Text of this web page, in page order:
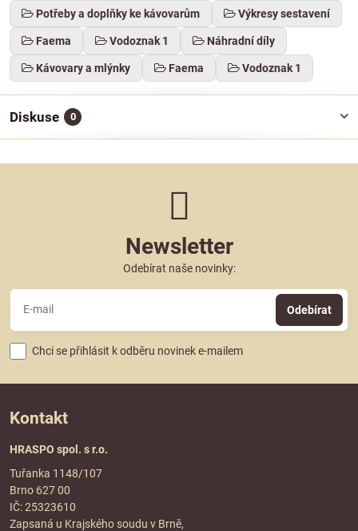
Potřeby a doplňky ke kávovarům Výkresy sestavení
Faema Vodoznak 1 Náhradní díly
Kávovary a mlýnky Faema Vodoznak 1
Diskuse 0
Newsletter
Odebírat naše novinky:
Odebírat
Chci se přihlásit k odběru novinek e-mailem
Kontakt
HRASPO spol. s r.o.
Tuřanka 1148/107
Brno 627 00
IČ: 25323610
Zapsaná u Krajského soudu v Brně,